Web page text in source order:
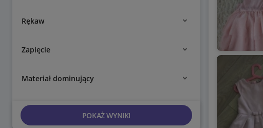
Rękaw
Zapięcie
Materiał dominujący
POKAŻ WYNIKI